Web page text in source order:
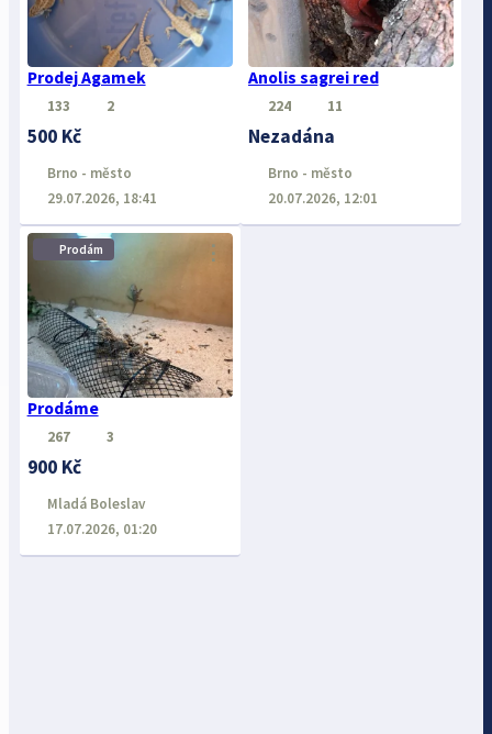
Prodej Agamek
133 2
500 Kč
Brno - město
29.07.2026, 18:41
Anolis sagrei red
224 11
Nezadána
Brno - město
20.07.2026, 12:01
Prodám
Prodáme
⋮
267 3
900 Kč
Mladá Boleslav
17.07.2026, 01:20